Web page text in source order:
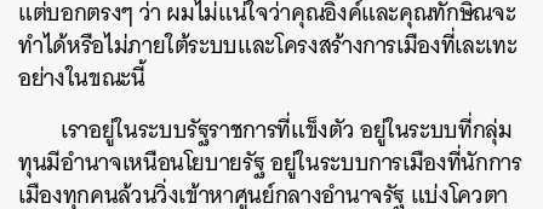
แต่บอกตรงๆ ว่า ผมไม่แน่ใจว่าคุณอิ๊งค์และคุณทักษิณจะ
ทำได้หรือไม่ภายใต้ระบบและโครงสร้างการเมืองที่เละเทะ
อย่างในขณะนี้
เราอยู่ในระบบรัฐราชการที่แข็งตัว อยู่ในระบบที่กลุ่ม
ทุนมีอำนาจเหนือนโยบายรัฐ อยู่ในระบบการเมืองที่นักการ
เมืองทุกคนล้วนวิ่งเข้าหาศูนย์กลางอำนาจรัฐ แบ่งโควตา